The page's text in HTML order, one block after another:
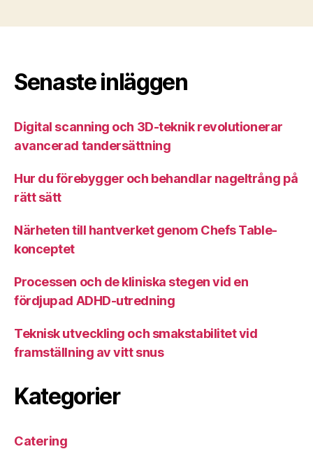
Senaste inläggen
Digital scanning och 3D-teknik revolutionerar
avancerad tandersättning
Hur du förebygger och behandlar nageltrång på
rätt sätt
Närheten till hantverket genom Chefs Table-
konceptet
Processen och de kliniska stegen vid en
fördjupad ADHD-utredning
Teknisk utveckling och smakstabilitet vid
framställning av vitt snus
Kategorier
Catering